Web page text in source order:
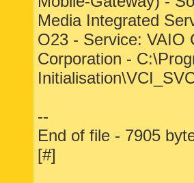
Media Integrated
O23 - Service: VAIO
Corporation -
--
End of file - 7905
[#]